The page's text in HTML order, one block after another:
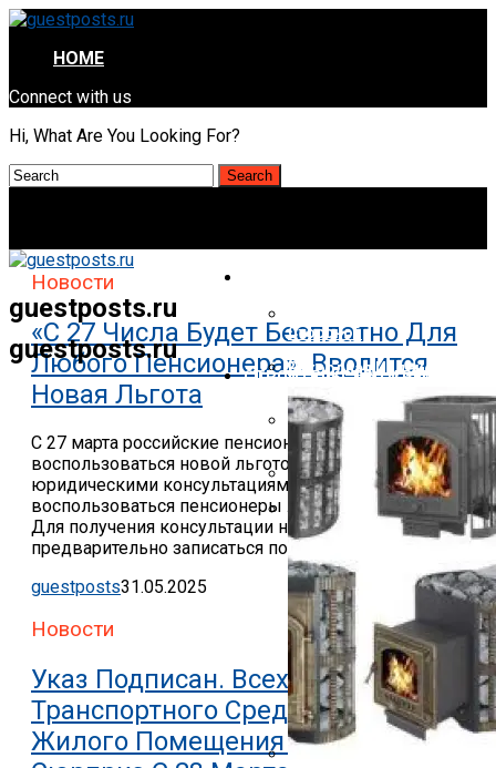
HOME
Connect with us
Hi, What Are You Looking For?
guestposts.ru
guestposts.ru
Стороной
Рекордная Индексация И
Бог Зацелует С 29
Настоящими Королями
Гадость В Фантике:
«Снимут Со Всех Без
Октября
СТРОИТЕЛЬСТВО И РЕМОНТ
Новости
«С 27 Числа Будет Бесплатно Для
Любого Пенсионера». Вводится
Новая Льгота
С 27 марта российские пенсионеры смогут
воспользоваться новой льготой Бесплатными
юридическими консультациями смогут
воспользоваться пенсионеры любой категории.
Для получения консультации необходимо
предварительно записаться по...
guestposts31.05.2025
Новости
Указ Подписан. Всех Обладателей
Транспортного Средства Или
Жилого Помещения Ожидает